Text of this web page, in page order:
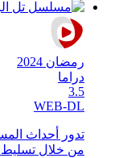
رمضان 2024
دراما
3.5
WEB-DL
تدور أحداث
من خلال تسليط